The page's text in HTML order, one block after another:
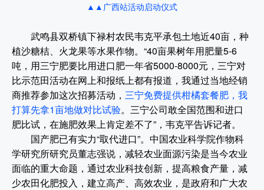
▲▲广西站活动启动仪式
武鸣县双桥镇下禄村农民韦克平承包土地近40亩，种
植沙糖桔、火龙果等水果作物。“40亩果树年用肥量5-6
吨，用三宁肥要比用进口肥一年省5000-8000元，三宁对
比示范田活动在网上和报纸上都有报道，我通过当地经销
商推荐参加这次招募活动， 三宁免费提供柑橘套餐肥，我
打算先拿1亩地做对比试验。三宁公司敢全国范围和进口
肥比试，在施肥效果上肯定差不了”，韦克平告诉记者。
国产肥已有实力“取代进口”。中国农业科学院作物科
学研究所研究员董志强说，减轻农业面源污染是当今农业
面临的重大命题，通过农业科技创新，提高粮食产量，减
少农田化肥投入，建立高产、高效农业，是政府和广大农